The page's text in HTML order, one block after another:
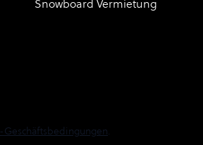
Snowboard Vermietung
-Geschäftsbedingungen.